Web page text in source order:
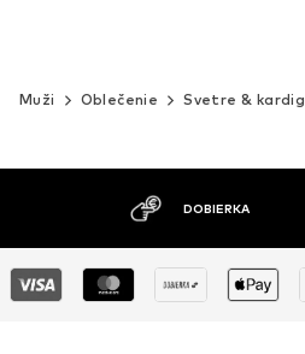
Muži Oblečenie Svetre &
MOŽNOSŤ VRÁTENIA TOVARU